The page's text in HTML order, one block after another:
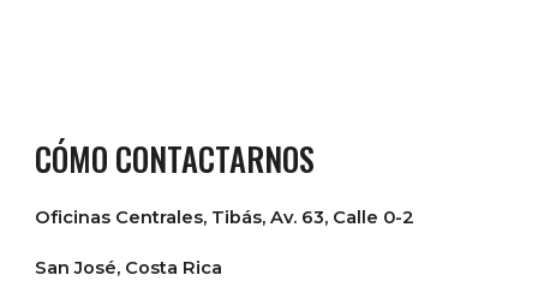
CÓMO CONTACTARNOS
Oficinas Centrales, Tibás, Av. 63, Calle 0-2
San José, Costa Rica